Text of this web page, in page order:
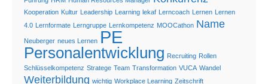
Kooperation Kultur Leadership Learning lekaf Lerncoach Lernen Lernen
4.0 Lernformate Lerngruppe Lernkompetenz MOOCathon Name
Neuberger neues Lernen PE
Personalentwicklung Recruiting Rollen
Schlüsselkompetenz Stratege Team Transformation VUCA Wandel
Weiterbildung wichtig Workplace Learning Zeitschrift